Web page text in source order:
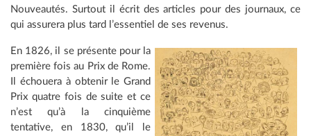
Nouveautés. Surtout il écrit des articles pour des journaux, ce
qui assurera plus tard l’essentiel de ses revenus.
En 1826, il se présente pour la
première fois au Prix de Rome.
Il échouera à obtenir le Grand
Prix quatre fois de suite et ce
n’est qu’à la cinquième
tentative, en 1830, qu’il le